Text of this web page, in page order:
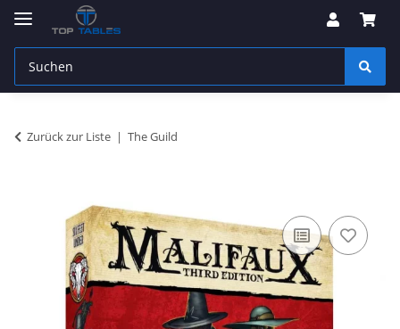
Zurück zur Liste The Guild